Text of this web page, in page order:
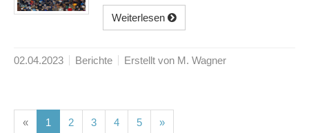
Weiterlesen
02.04.2023 Berichte Erstellt von M. Wagner
« 1 (current)
2(current)
3(current)
4(current)
5(current)
»